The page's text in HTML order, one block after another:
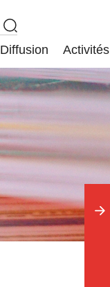
Diffusion Activités